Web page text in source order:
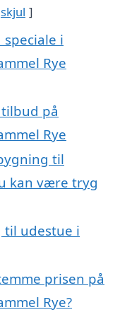
skjul
i
Rye
på
Rye
til
kan være tryg
til udestue i
prisen på
Rye?